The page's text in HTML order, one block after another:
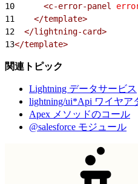
10
      <c-error-panel
11
    </template>
12
  </lightning-card>
13</template>
関連トピック
Lightning データサービス
lightning/ui*Api ワイヤア
Apex メソッドのコール
@salesforce モジュール